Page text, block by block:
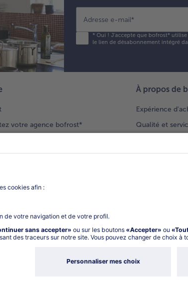
Adresse e-mail*
*Oui ! J'accepte que bofrost* utilise
le lien de désabonnement intégré
votre agence bofrost*
À propos de
Expérience
Qualité et
Nouveaux